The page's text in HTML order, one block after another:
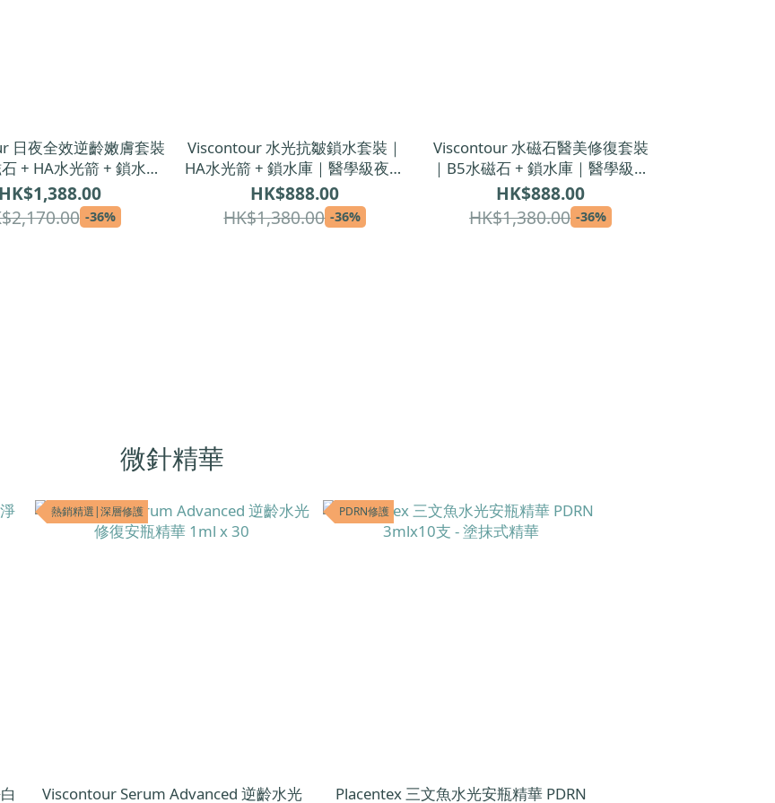
日夜全效逆齡嫩膚套裝
+ HA水光箭 + 鎖水庫
重精華＋日霜修護組合
HK$1,388.00
-36%
Viscontour 水光抗皺鎖水套裝｜
HA水光箭 + 鎖水庫｜醫學級夜間
修護精華＋全日保濕日霜
HK$888.00
HK$1,380.00 -36%
Viscontour 水磁石醫美修復套裝
｜B5水磁石 + 鎖水庫｜醫學級修
復精華＋鎖水面霜
HK$888.00
HK$1,380.00 -36%
微針精華
熱銷精選|深層修護
Viscontour Serum Advanced 逆齡水光
PDRN修護
Placentex 三文魚水光安瓶精華 PDRN